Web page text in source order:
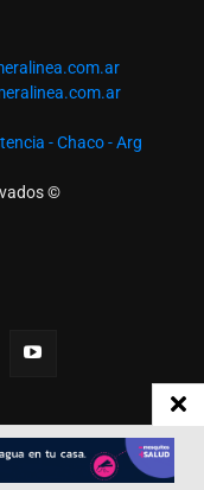
- Chaco - Arg
©